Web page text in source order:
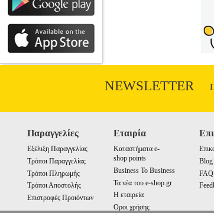
Κατηγορία: ΘΕΡΜΑΣΤΡΕΣ
ισχύος, ρυθμιζόμενη
εξωτερικούς χώρους
κατασκευή σε σχήμα
ισχύος ώστε να
NEWSLETTER
Παραγγελίες
Εξέλιξη Παραγγελίας
Τρόποι Παραγγελίας
Τρόποι Πληρωμής
Τρόποι Αποστολής
Επιστροφές Προιόντων
Εταιρία
Καταστήματα e-
shop points
Business To Business
Τα νέα του e-shop.gr
Η εταιρεία
Οροι χρήσης
Blog
FAQ